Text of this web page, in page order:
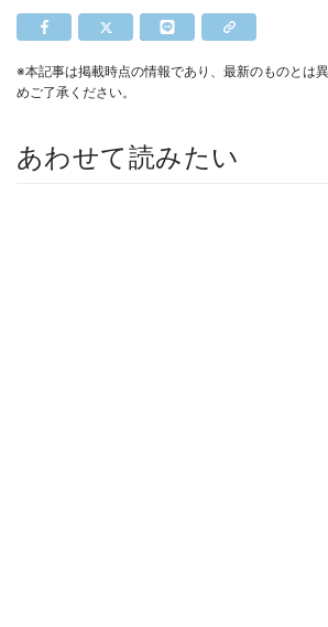
※本記事は掲載時点の情報であり、最新のものとは
めご了承ください。
あわせて読みたい